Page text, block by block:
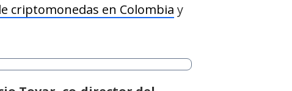
criptomonedas en Colombia y